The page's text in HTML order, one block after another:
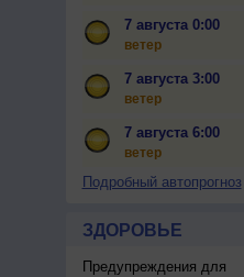
7 августа 0:00
ветер
7 августа 3:00
ветер
7 августа 6:00
ветер
Подробный автопрогноз
ЗДОРОВЬЕ
Предупреждения для